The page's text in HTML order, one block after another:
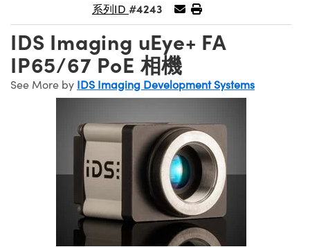
| 光學濾光片
Optics | 偏振光學元件
| 分光鏡
| 繞射光柵
| 光學組装
Components | SCHOTT 光
| 雷射濾光片
| 超快光學
器
Shaping | 雷射光束整形
| 雷射分光鏡
| 雷射顯微鏡
| 臺式系統
and Breadboards | 光學平臺
and Slides | 平臺和滑塊
| Nikon 物鏡
| ZEISS 物鏡
Upright Microscopes
Objectives | 有限共軛物鏡
| 反射物鏡
| 雷射防護
| 雷射配件
| 實驗室和生產線
Magnification Lenses
Objectives | 顯微鏡物鏡
Lenses for Harsh Environments
and Advanced
| 影視製作和高級攝影
Accessories | 成像鏡頭配件
Cameras | Teledyne Dalsa
Microscopy Cameras
Cameras | Allied Vision 相機
| Basler 相機
Cameras | IDS 相機
Labs Cameras™ | Lucid Vision
| 雷射光源
Sources | 其他光源
Accessories | 光源配件
Level Test Targets | 色卡測試板
| USAF 測試版
and Electronics | 雷射
品
測器
放大器
and Roughness Standards | 表
Tools | 量測工具
| 光學膠
Products | Acktar 黑色吸
Accessories | UV固化設備
| 光譜儀
Imaging
Lenses
Production
| 清倉顯微鏡
Lenses | 清倉成像鏡頭
| 清倉照明
Targets
and Detection
and Production | 清倉實驗室
| 重新認證雷射
| 重新認證顯微鏡
Lenses | 重新認證成像鏡
| 重新認證相機
| 重新認證照明
and Detection
系列ID #4243
IDS Imaging uEye+ FA
IP65/67 PoE 相機
See More by IDS Imaging Development Systems